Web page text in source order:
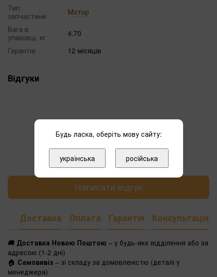
Тип
запчастини
Мотор
Вага в
упаковці, кг
4.70
Гарантія
12 місяців
Відгуки
Додайте перший відгук
Написати відгук
Доставка Оплата Гарантія Консультація
🚚 Доставка Новою Поштою – у будь-яке відділення або за
адресою (1-2 дні)
🏠 Самовивіз – зі складу за домовленістю (деталі у
менеджера)
Будь ласка, оберіть мову сайту:
українська російська